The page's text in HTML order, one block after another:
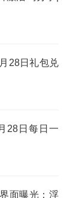
28日礼包兑
28日每日一
面曝光：浮